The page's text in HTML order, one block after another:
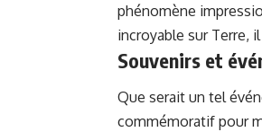
phénomène
incroyable sur Terre,
Souvenirs et
Que serait un tel
commémoratif pour